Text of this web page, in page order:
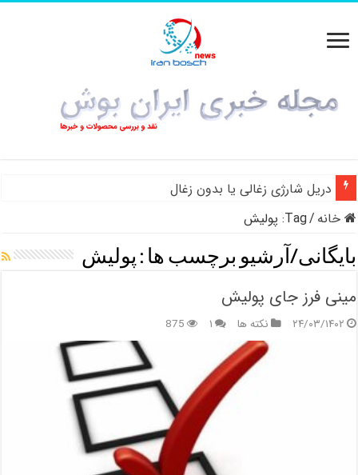
دریل شارژی زغالی یا بدون زغال
خانه /
Tag: پولیش
بایگانی/آرشیو برچسب ها : پولیش
مینی فرز جای پولیش
۲۴/۰۳/۱۴۰۲ نکته ها ۱ 875